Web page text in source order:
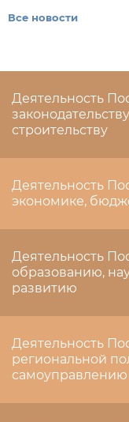
Все новости
Деятельность
строительству
Деятельность
экономике,
Деятельность
образованию,
развитию
Деятельность
региональной
самоуправлению